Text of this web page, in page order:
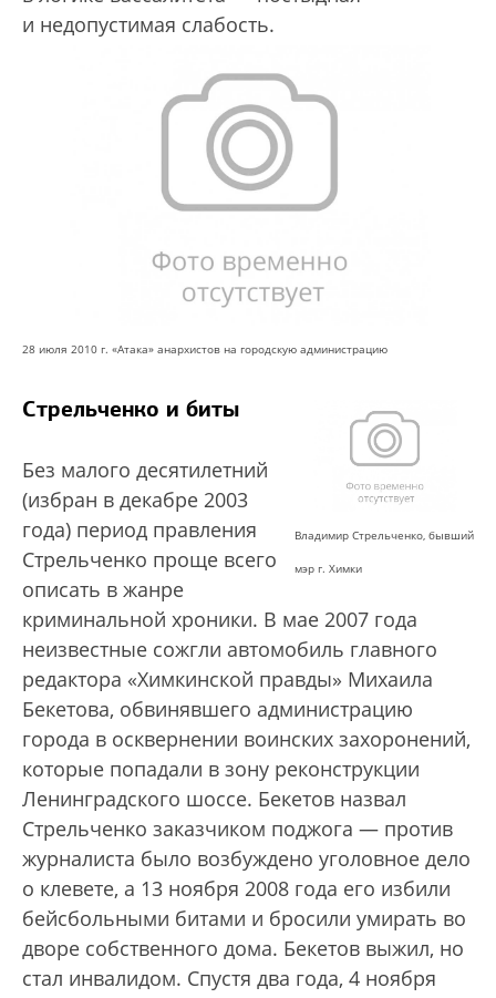
и недопустимая слабость.
28 июля 2010 г. «Атака» анархистов на городскую администрацию
Владимир Стрельченко, бывший
мэр г. Химки
Стрельченко и биты
Без малого десятилетний
(избран в декабре 2003
года) период правления
Стрельченко проще всего
описать в жанре
криминальной хроники. В мае 2007 года
неизвестные сожгли автомобиль главного
редактора «Химкинской правды» Михаила
Бекетова, обвинявшего администрацию
города в осквернении воинских захоронений,
которые попадали в зону реконструкции
Ленинградского шоссе. Бекетов назвал
Стрельченко заказчиком поджога — против
журналиста было возбуждено уголовное дело
о клевете, а 13 ноября 2008 года его избили
бейсбольными битами и бросили умирать во
дворе собственного дома. Бекетов выжил, но
стал инвалидом. Спустя два года, 4 ноября